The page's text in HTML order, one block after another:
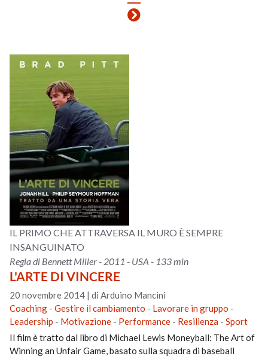
IL PRIMO CHE ATTRAVERSA IL MURO È SEMPRE
INSANGUINATO
Regia di Bennett Miller - 2011 - USA - 133 min
L'ARTE DI VINCERE
20 novembre 2014 |di Arduino Mancini
Coaching -Gestire il cambiamento - Lavorare in gruppo -
Leadership - Motivazione - Performance - Resilienza -Sport
Il film è tratto dal libro di Michael Lewis Moneyball: The Art of
Winning an Unfair Game, basato sulla squadra di baseball